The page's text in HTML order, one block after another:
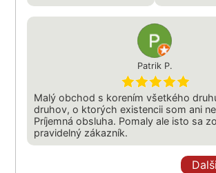
Patrik P.
Malý obchod s korením všetkého
druhov, o ktorých existencii som ani
Príjemná obsluha. Pomaly ale isto sa
pravidelný zákazník.